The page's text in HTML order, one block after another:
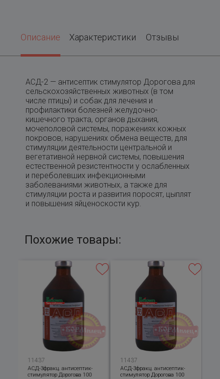
Описание Характеристики Отзывы
АСД-2 — антисептик стимулятор Дорогова для
сельскохозяйственных животных (в том
числе птицы) и собак для лечения и
профилактики болезней желудочно-
кишечного тракта, органов дыхания,
мочеполовой системы, поражениях кожных
покровов, нарушениях обмена веществ, для
стимуляции деятельности центральной и
вегетативной нервной системы, повышения
естественной резистентности у ослабленных
и переболевших инфекционными
заболеваниями животных, а также для
стимуляции роста и развития поросят, цыплят
и повышения яйценоскости кур.
Похожие товары:
11437
АСД-3фракц. антисептик-
стимулятор Дорогова 100
11437
АСД-3фракц. антисептик-
стимулятор Дорогова 100